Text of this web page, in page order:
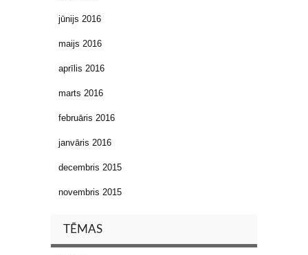
jūnijs 2016
maijs 2016
aprīlis 2016
marts 2016
februāris 2016
janvāris 2016
decembris 2015
novembris 2015
TĒMAS